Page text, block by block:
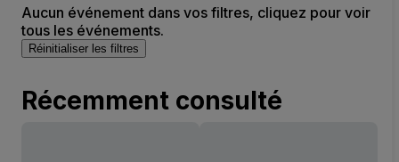
Aucun événement dans vos filtres, cliquez pour voir
tous les événements.
Réinitialiser les filtres
Récemment consulté